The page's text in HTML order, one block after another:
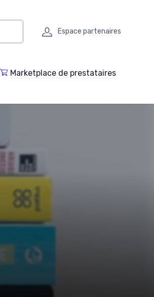
Espace partenaires
Marketplace de prestataires